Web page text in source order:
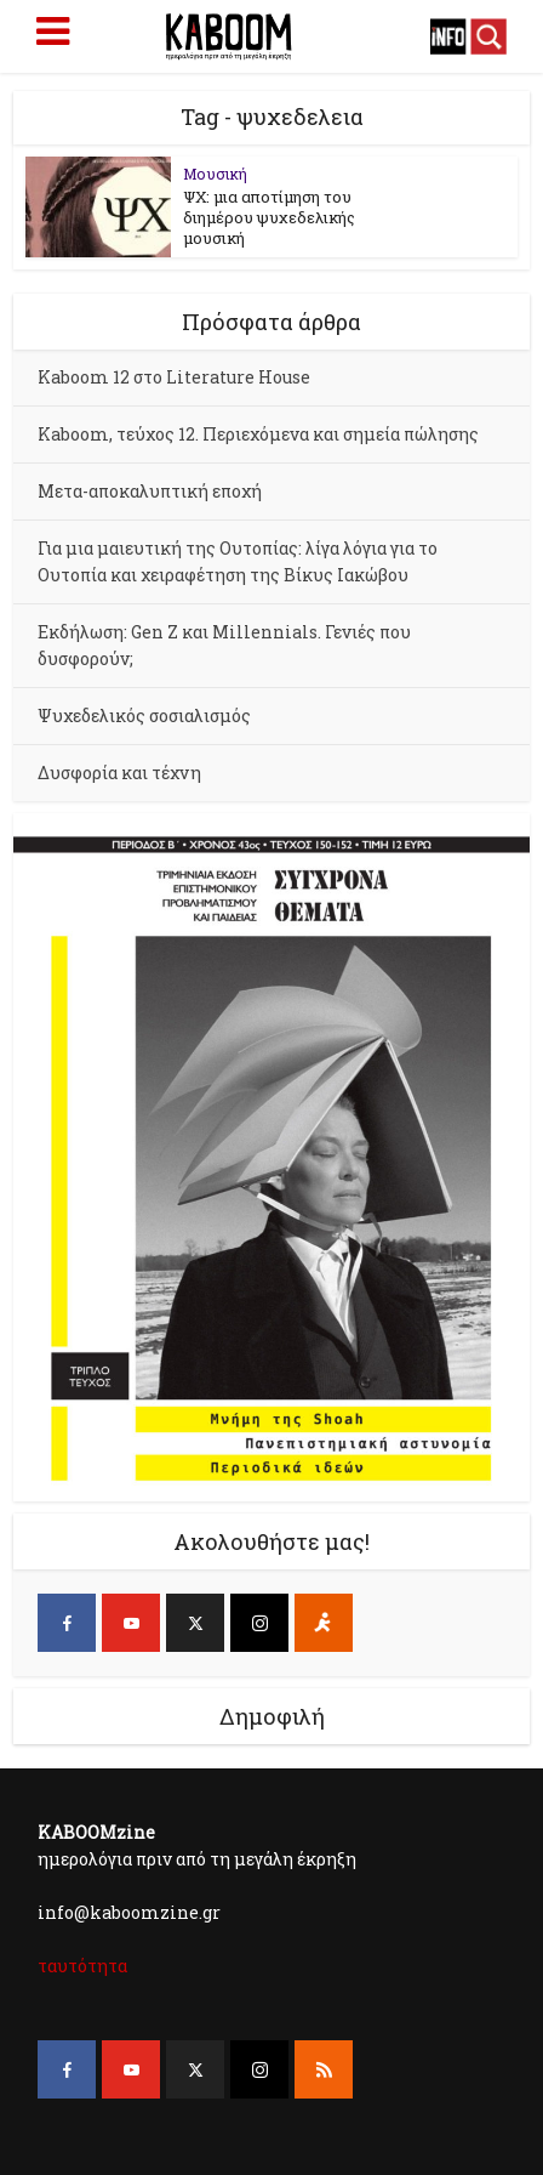
Tag - ψυχεδελεια
Μουσική
ΨΧ: μια αποτίμηση του
διημέρου ψυχεδελικής
μουσική
Πρόσφατα άρθρα
Kaboom 12 στο Literature House
Kaboom, τεύχος 12. Περιεχόμενα και σημεία πώλησης
Μετα-αποκαλυπτική εποχή
Για μια μαιευτική της Ουτοπίας: λίγα λόγια για το
Ουτοπία και χειραφέτηση της Βίκυς Ιακώβου
Εκδήλωση: Gen Z και Millennials. Γενιές που
δυσφορούν;
Ψυχεδελικός σοσιαλισμός
Δυσφορία και τέχνη
Ακολουθήστε μας!
Δημοφιλή
KABOOMzine
ημερολόγια πριν από τη μεγάλη έκρηξη
info@kaboomzine.gr
ταυτότητα